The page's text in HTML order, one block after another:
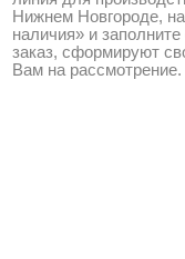
Нижнем Новгороде,
наличия» и
заказ, сформируют
Вам на рассмотрение.